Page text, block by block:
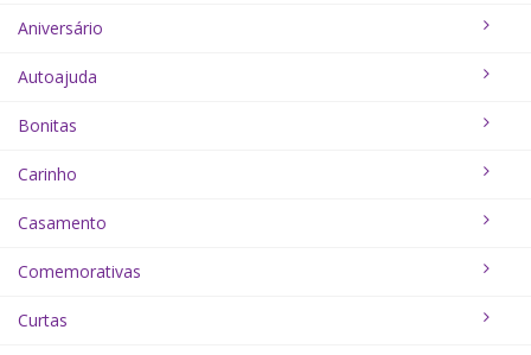
Aniversário
Autoajuda
Bonitas
Carinho
Casamento
Comemorativas
Curtas